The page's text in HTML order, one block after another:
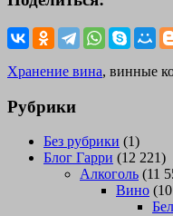
Хранение вина, винные
Рубрики
Без рубрики (1)
Блог Гарри (12 221)
Алкоголь (11
Вино